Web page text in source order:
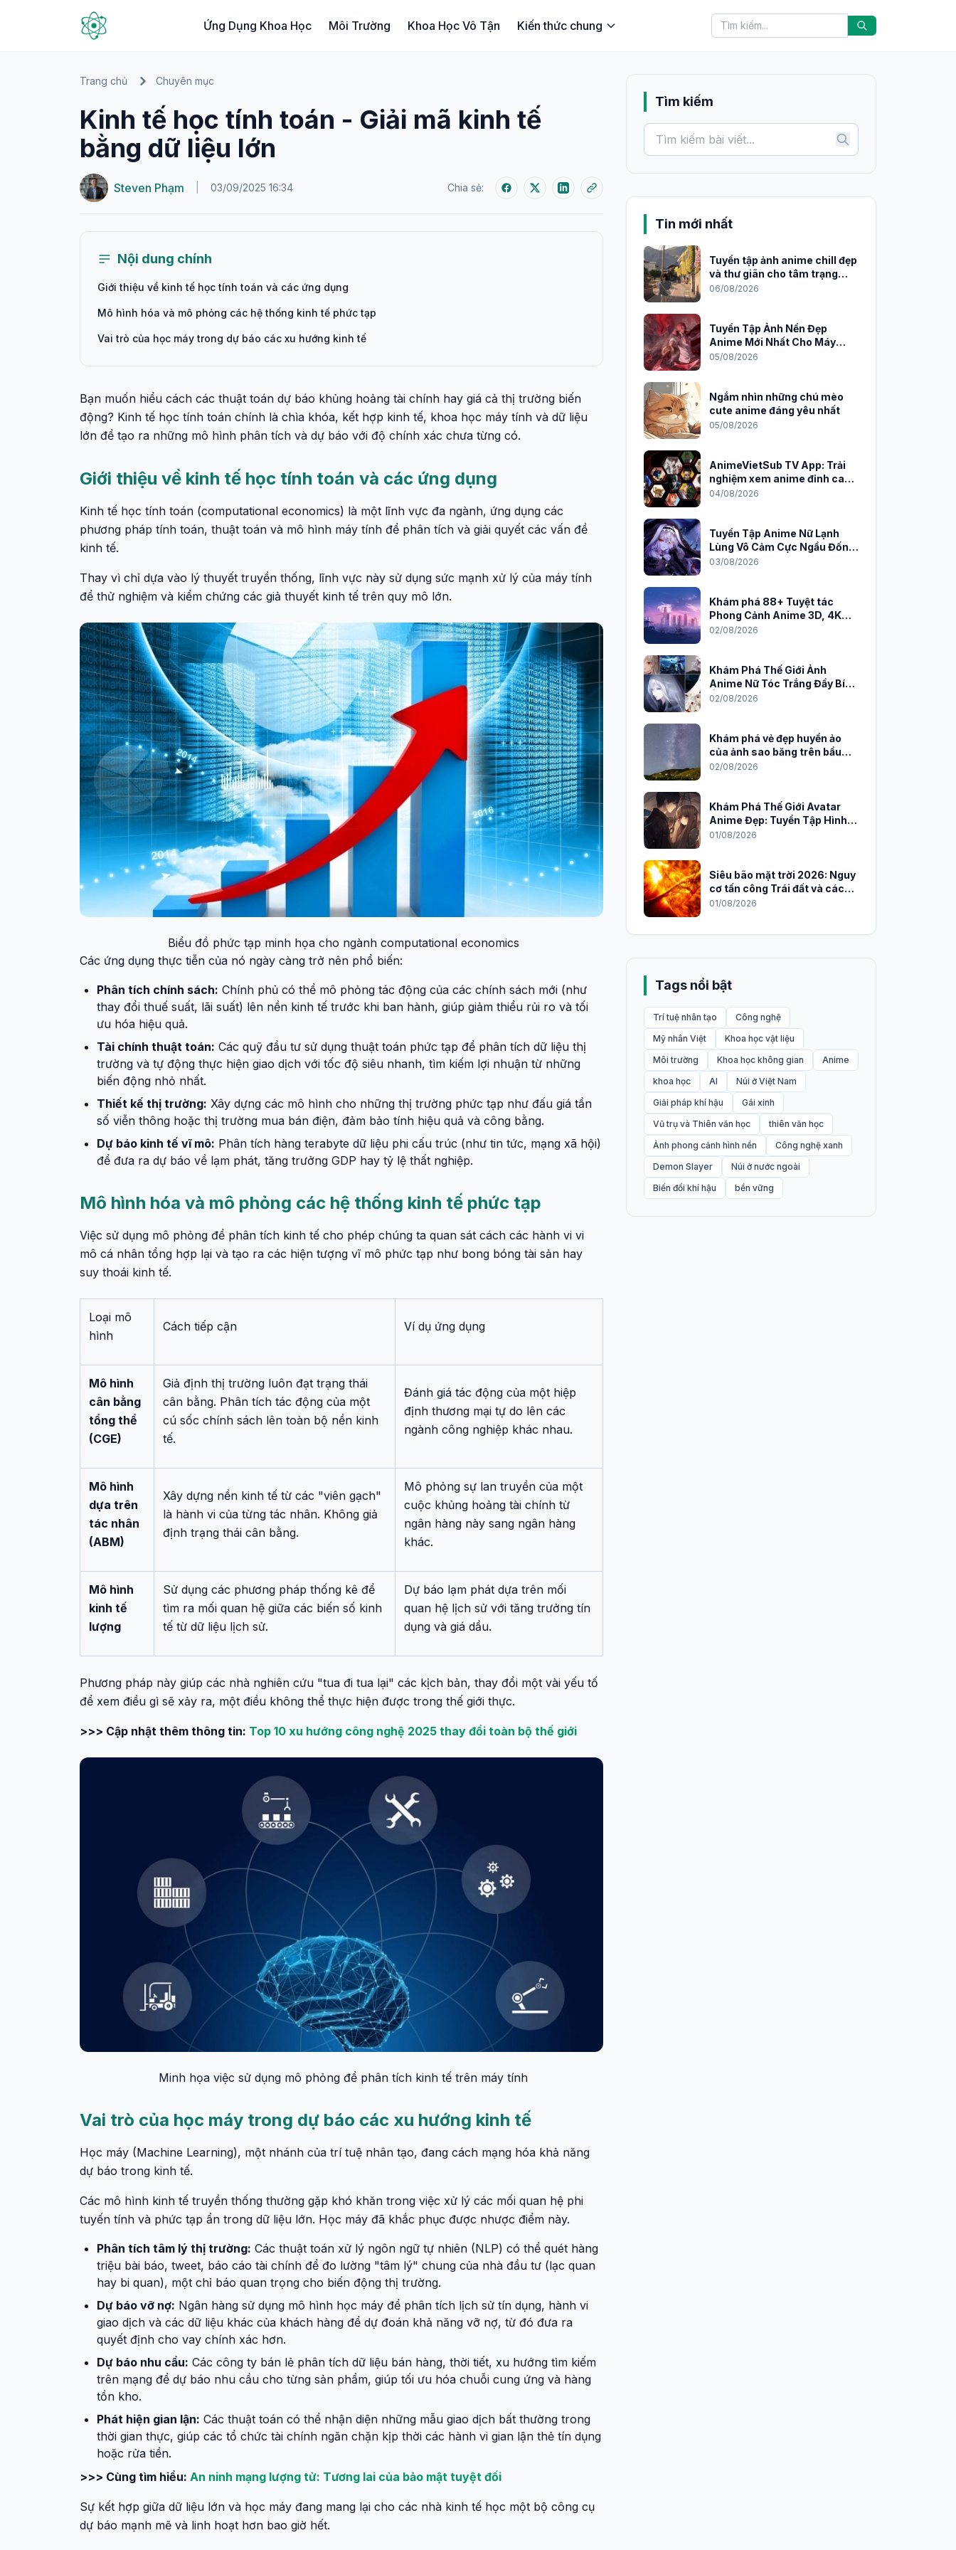
Ứng Dụng Khoa Học Môi Trường Khoa Học Vô Tận Kiến thức chung
Trang chủ Chuyên mục
Kinh tế học tính toán - Giải mã kinh tế
bằng dữ liệu lớn
Steven Phạm 03/09/2025 16:34 Chia sẻ:
Nội dung chính
Giới thiệu về kinh tế học tính toán và các ứng dụng
Mô hình hóa và mô phỏng các hệ thống kinh tế phức tạp
Vai trò của học máy trong dự báo các xu hướng kinh tế
Bạn muốn hiểu cách các thuật toán dự báo khủng hoảng tài chính hay giá cả thị trường biến
động? Kinh tế học tính toán chính là chìa khóa, kết hợp kinh tế, khoa học máy tính và dữ liệu
lớn để tạo ra những mô hình phân tích và dự báo với độ chính xác chưa từng có.
Giới thiệu về kinh tế học tính toán và các ứng dụng
Kinh tế học tính toán (computational economics) là một lĩnh vực đa ngành, ứng dụng các
phương pháp tính toán, thuật toán và mô hình máy tính để phân tích và giải quyết các vấn đề
kinh tế.
Thay vì chỉ dựa vào lý thuyết truyền thống, lĩnh vực này sử dụng sức mạnh xử lý của máy tính
để thử nghiệm và kiểm chứng các giả thuyết kinh tế trên quy mô lớn.
Biểu đồ phức tạp minh họa cho ngành computational economics
Các ứng dụng thực tiễn của nó ngày càng trở nên phổ biến:
Phân tích chính sách: Chính phủ có thể mô phỏng tác động của các chính sách mới (như
thay đổi thuế suất, lãi suất) lên nền kinh tế trước khi ban hành, giúp giảm thiểu rủi ro và tối
ưu hóa hiệu quả.
Tài chính thuật toán: Các quỹ đầu tư sử dụng thuật toán phức tạp để phân tích dữ liệu thị
trường và tự động thực hiện giao dịch với tốc độ siêu nhanh, tìm kiếm lợi nhuận từ những
biến động nhỏ nhất.
Thiết kế thị trường: Xây dựng các mô hình cho những thị trường phức tạp như đấu giá tần
số viễn thông hoặc thị trường mua bán điện, đảm bảo tính hiệu quả và công bằng.
Dự báo kinh tế vĩ mô: Phân tích hàng terabyte dữ liệu phi cấu trúc (như tin tức, mạng xã hội)
để đưa ra dự báo về lạm phát, tăng trưởng GDP hay tỷ lệ thất nghiệp.
Mô hình hóa và mô phỏng các hệ thống kinh tế phức tạp
Việc sử dụng mô phỏng để phân tích kinh tế cho phép chúng ta quan sát cách các hành vi vi
mô cá nhân tổng hợp lại và tạo ra các hiện tượng vĩ mô phức tạp như bong bóng tài sản hay
suy thoái kinh tế.
Loại mô
hình
Cách tiếp cận Ví dụ ứng dụng
Mô hình
cân bằng
tổng thể
(CGE)
Giả định thị trường luôn đạt trạng thái
cân bằng. Phân tích tác động của một
cú sốc chính sách lên toàn bộ nền kinh
tế.
Đánh giá tác động của một hiệp
định thương mại tự do lên các
ngành công nghiệp khác nhau.
Mô hình
dựa trên
tác nhân
(ABM)
Xây dựng nền kinh tế từ các "viên gạch"
là hành vi của từng tác nhân. Không giả
định trạng thái cân bằng.
Mô phỏng sự lan truyền của một
cuộc khủng hoảng tài chính từ
ngân hàng này sang ngân hàng
khác.
Mô hình
kinh tế
lượng
Sử dụng các phương pháp thống kê để
tìm ra mối quan hệ giữa các biến số kinh
tế từ dữ liệu lịch sử.
Dự báo lạm phát dựa trên mối
quan hệ lịch sử với tăng trưởng tín
dụng và giá dầu.
Phương pháp này giúp các nhà nghiên cứu "tua đi tua lại" các kịch bản, thay đổi một vài yếu tố
để xem điều gì sẽ xảy ra, một điều không thể thực hiện được trong thế giới thực.
>>> Cập nhật thêm thông tin: Top 10 xu hướng công nghệ 2025 thay đổi toàn bộ thế giới
Minh họa việc sử dụng mô phỏng để phân tích kinh tế trên máy tính
Vai trò của học máy trong dự báo các xu hướng kinh tế
Học máy (Machine Learning), một nhánh của trí tuệ nhân tạo, đang cách mạng hóa khả năng
dự báo trong kinh tế.
Các mô hình kinh tế truyền thống thường gặp khó khăn trong việc xử lý các mối quan hệ phi
tuyến tính và phức tạp ẩn trong dữ liệu lớn. Học máy đã khắc phục được nhược điểm này.
Phân tích tâm lý thị trường: Các thuật toán xử lý ngôn ngữ tự nhiên (NLP) có thể quét hàng
triệu bài báo, tweet, báo cáo tài chính để đo lường "tâm lý" chung của nhà đầu tư (lạc quan
hay bi quan), một chỉ báo quan trọng cho biến động thị trường.
Dự báo vỡ nợ: Ngân hàng sử dụng mô hình học máy để phân tích lịch sử tín dụng, hành vi
giao dịch và các dữ liệu khác của khách hàng để dự đoán khả năng vỡ nợ, từ đó đưa ra
quyết định cho vay chính xác hơn.
Dự báo nhu cầu: Các công ty bán lẻ phân tích dữ liệu bán hàng, thời tiết, xu hướng tìm kiếm
trên mạng để dự báo nhu cầu cho từng sản phẩm, giúp tối ưu hóa chuỗi cung ứng và hàng
tồn kho.
Phát hiện gian lận: Các thuật toán có thể nhận diện những mẫu giao dịch bất thường trong
thời gian thực, giúp các tổ chức tài chính ngăn chặn kịp thời các hành vi gian lận thẻ tín dụng
hoặc rửa tiền.
>>> Cùng tìm hiểu: An ninh mạng lượng tử: Tương lai của bảo mật tuyệt đối
Sự kết hợp giữa dữ liệu lớn và học máy đang mang lại cho các nhà kinh tế học một bộ công cụ
dự báo mạnh mẽ và linh hoạt hơn bao giờ hết.
Tìm kiếm
Tin mới nhất
Tuyển tập ảnh anime chill đẹp
và thư giãn cho tâm trạng
2026
06/08/2026
Tuyển Tập Ảnh Nền Đẹp
Anime Mới Nhất Cho Máy
Tính 2026
05/08/2026
Ngắm nhìn những chú mèo
cute anime đáng yêu nhất
05/08/2026
AnimeVietSub TV App: Trải
nghiệm xem anime đỉnh cao
trên PC
04/08/2026
Tuyển Tập Anime Nữ Lạnh
Lùng Vô Cảm Cực Ngầu Đốn
Tim Fan
03/08/2026
Khám phá 88+ Tuyệt tác
Phong Cảnh Anime 3D, 4K
Sắc Nét
02/08/2026
Khám Phá Thế Giới Ảnh
Anime Nữ Tóc Trắng Đầy Bí
Ẩn và Quyến Rũ
02/08/2026
Khám phá vẻ đẹp huyền ảo
của ảnh sao băng trên bầu
trời đêm
02/08/2026
Khám Phá Thế Giới Avatar
Anime Đẹp: Tuyển Tập Hình
Nền Độc Đáo Cho Năm 2026
01/08/2026
Siêu bão mặt trời 2026: Nguy
cơ tấn công Trái đất và cách
phòng chống
01/08/2026
Tags nổi bật
Trí tuệ nhân tạo
Công nghệ
Mỹ nhân Việt
Khoa học vật liệu
Môi trường
Khoa học không gian
Anime
khoa học
AI
Núi ở Việt Nam
Giải pháp khí hậu
Gái xinh
Vũ trụ và Thiên văn học
thiên văn học
Ảnh phong cảnh hình nền
Công nghệ xanh
Demon Slayer
Núi ở nước ngoài
Biến đổi khí hậu
bền vững